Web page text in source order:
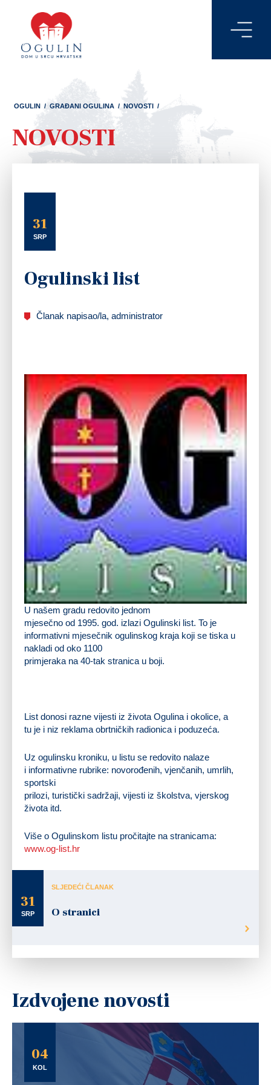
OGULIN / GRAĐANI OGULINA / NOVOSTI /
NOVOSTI
31
SRP
Ogulinski list
Članak napisao/la, administrator
U našem gradu redovito jednom
mjesečno od 1995. god. izlazi Ogulinski list. To je
informativni mjesečnik ogulinskog kraja koji se tiska u
nakladi od oko 1100
primjeraka na 40-tak stranica u boji.
List donosi razne vijesti iz života Ogulina i okolice, a
tu je i niz reklama obrtničkih radionica i poduzeća.
Uz ogulinsku kroniku, u listu se redovito nalaze
i informativne rubrike: novorođenih, vjenčanih, umrlih,
sportski
prilozi, turistički sadržaji, vijesti iz školstva, vjerskog
života itd.
Više o Ogulinskom listu pročitajte na stranicama:
www.og-list.hr
31
SRP
SLJEDEĆI ČLANAK
O stranici
Izdvojene novosti
04
KOL